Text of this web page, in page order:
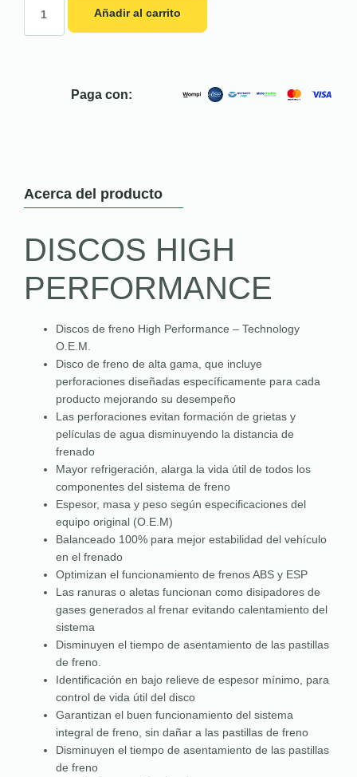
Añadir al carrito
Paga con:
Acerca del producto
DISCOS HIGH
PERFORMANCE
Discos de freno High Performance – Technology
O.E.M.
Disco de freno de alta gama, que incluye
perforaciones diseñadas específicamente para cada
producto mejorando su desempeño
Las perforaciones evitan formación de grietas y
películas de agua disminuyendo la distancia de
frenado
Mayor refrigeración, alarga la vida útil de todos los
componentes del sistema de freno
Espesor, masa y peso según especificaciones del
equipo original (O.E.M)
Balanceado 100% para mejor estabilidad del vehículo
en el frenado
Optimizan el funcionamiento de frenos ABS y ESP
Las ranuras o aletas funcionan como disipadores de
gases generados al frenar evitando calentamiento del
sistema
Disminuyen el tiempo de asentamiento de las pastillas
de freno.
Identificación en bajo relieve de espesor mínimo, para
control de vida útil del disco
Garantizan el buen funcionamiento del sistema
integral de freno, sin dañar a las pastillas de freno
Disminuyen el tiempo de asentamiento de las pastillas
de freno